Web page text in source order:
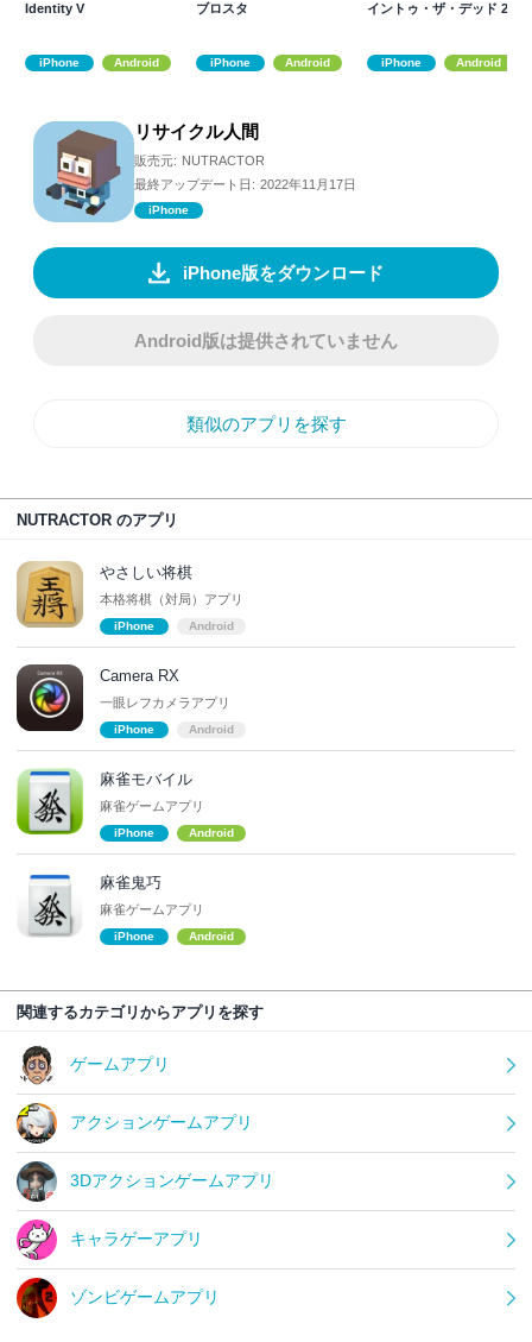
Identity V
iPhone Android
ブロスタ
iPhone Android
イントゥ・ザ・デッド 2
iPhone Android
リサイクル人間
販売元: NUTRACTOR
最終アップデート日: 2022年11月17日
iPhone
iPhone版をダウンロード
Android版は提供されていません
類似のアプリを探す
NUTRACTOR のアプリ
やさしい将棋
本格将棋（対局）アプリ
iPhone Android
Camera RX
一眼レフカメラアプリ
iPhone Android
麻雀モバイル
麻雀ゲームアプリ
iPhone Android
麻雀鬼巧
麻雀ゲームアプリ
iPhone Android
関連するカテゴリからアプリを探す
ゲームアプリ
アクションゲームアプリ
3Dアクションゲームアプリ
キャラゲーアプリ
ゾンビゲームアプリ